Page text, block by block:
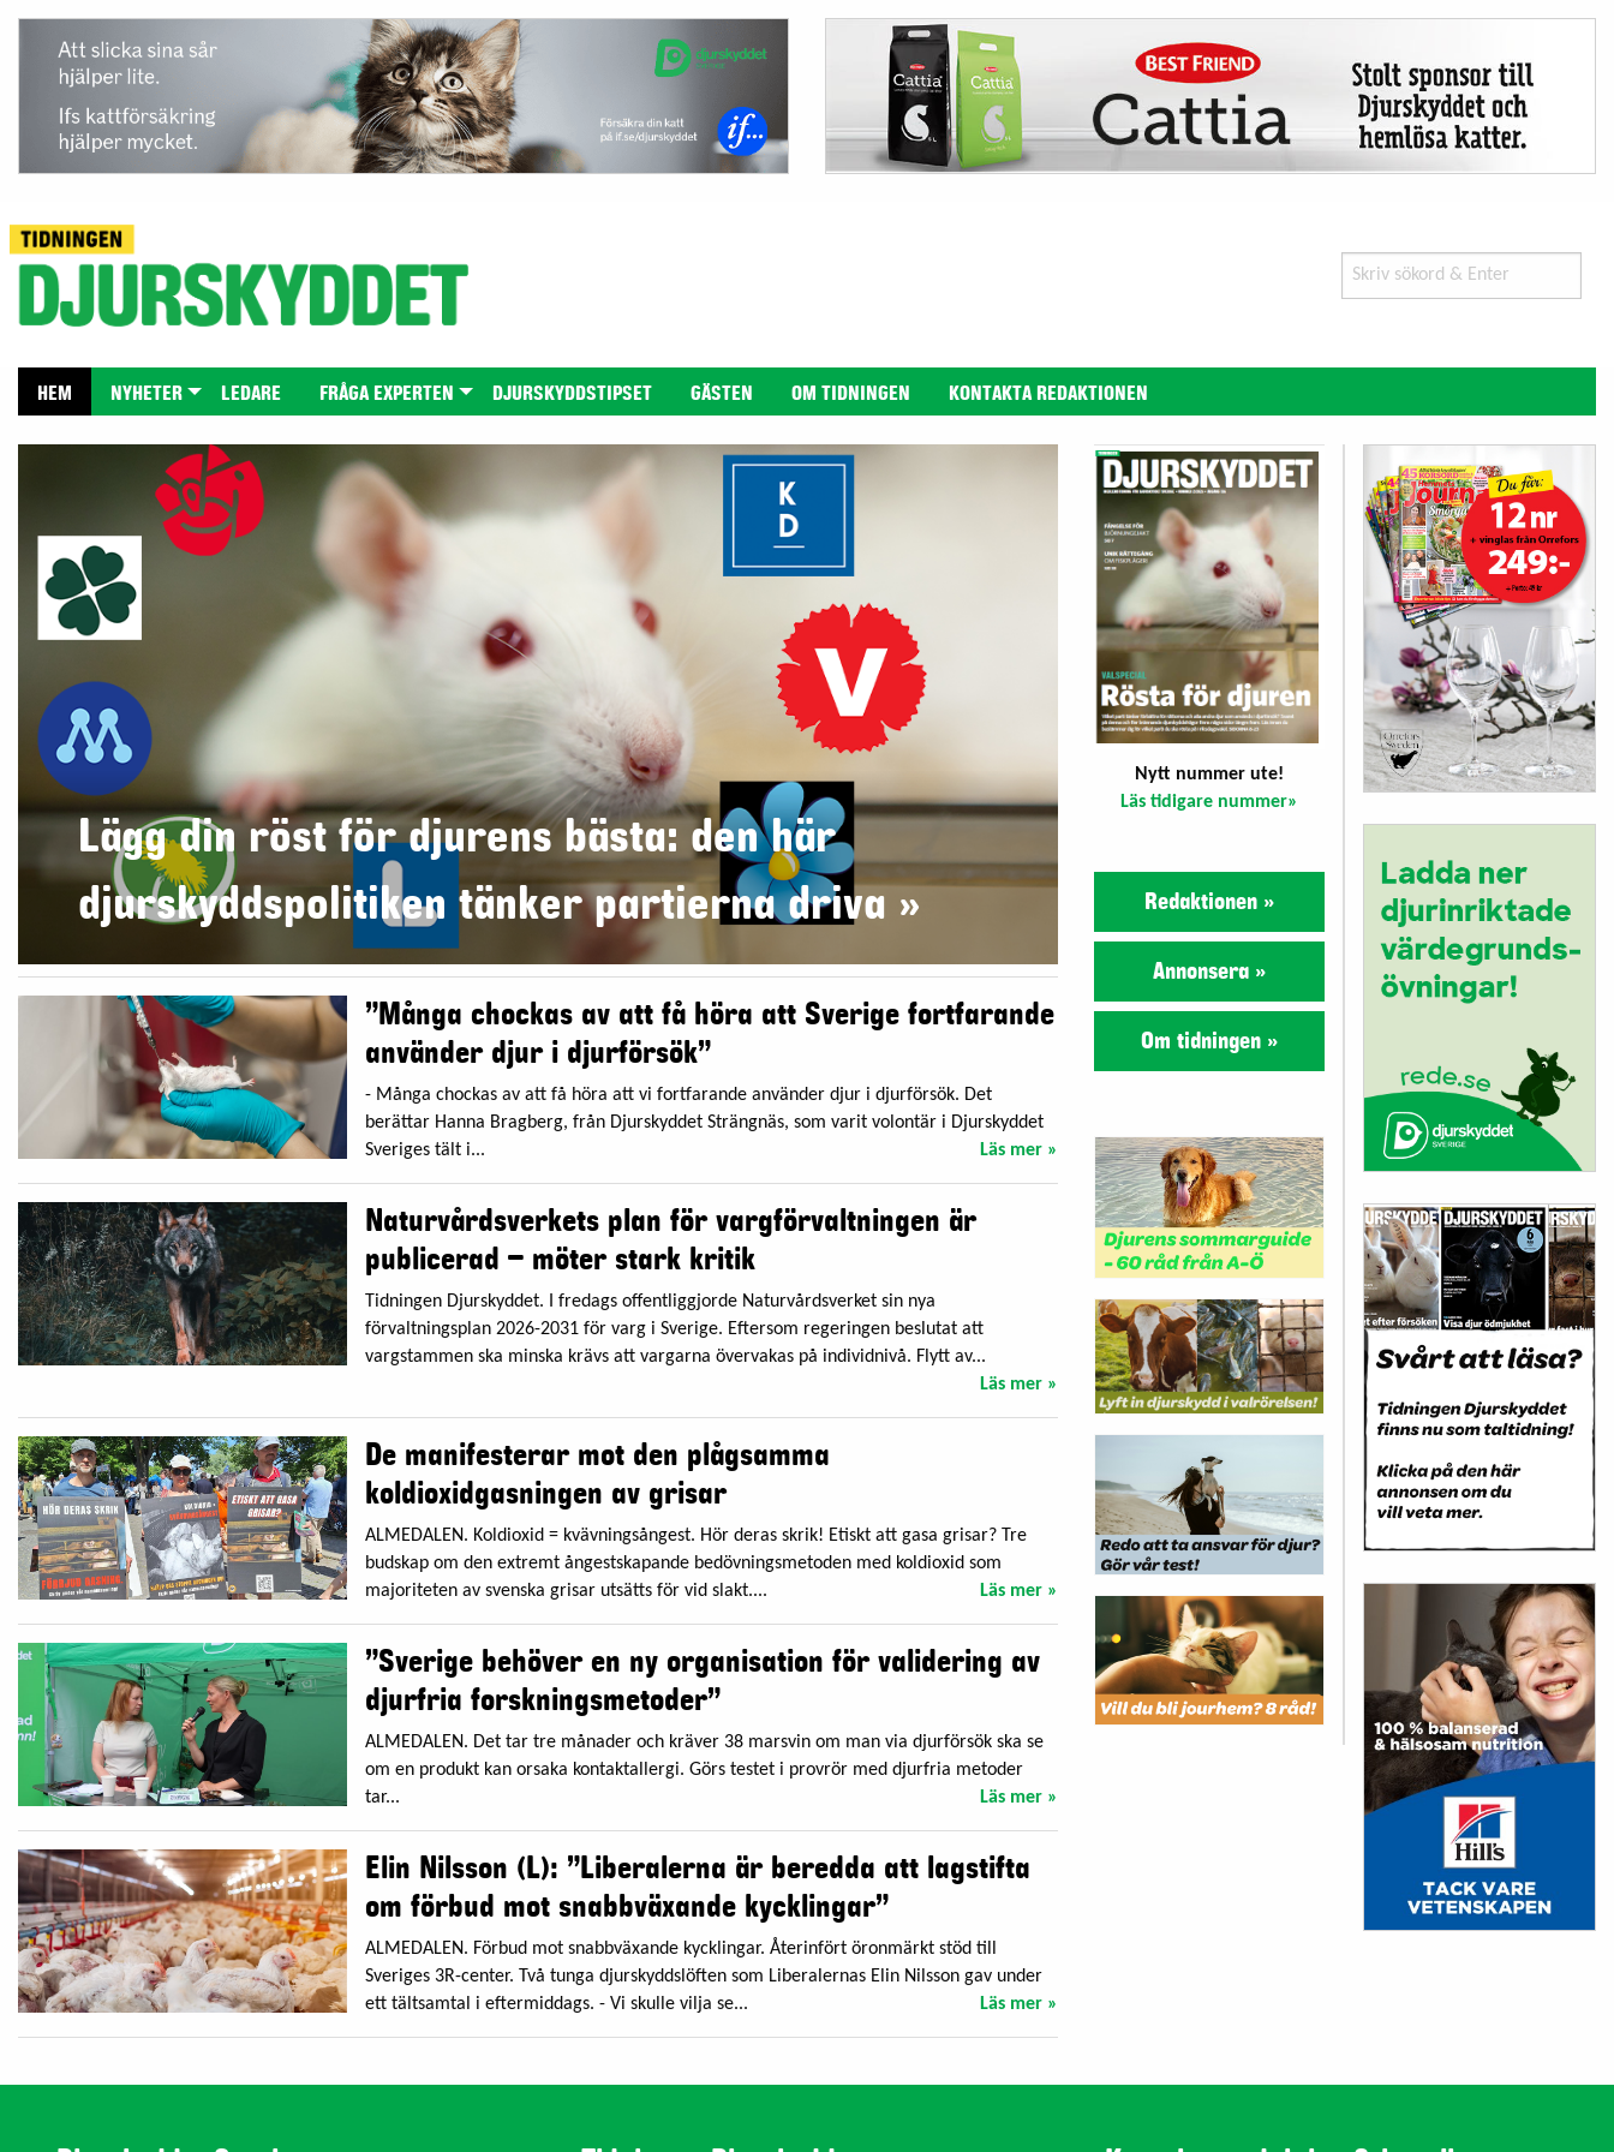
Search
for:
HEM NYHETER LEDARE FRÅGA EXPERTEN DJURSKYDDSTIPSET GÄSTEN OM TIDNINGEN KONTAKTA REDAKTIONEN
Lägg din röst för djurens bästa: den här
djurskyddspolitiken tänker partierna driva »
”Många chockas av att få höra att Sverige fortfarande
använder djur i djurförsök”
- Många chockas av att få höra att vi fortfarande använder djur i djurförsök. Det
berättar Hanna Bragberg, från Djurskyddet Strängnäs, som varit volontär i Djurskyddet
Sveriges tält i...
Läs mer »
Naturvårdsverkets plan för vargförvaltningen är
publicerad – möter stark kritik
Tidningen Djurskyddet. I fredags offentliggjorde Naturvårdsverket sin nya
förvaltningsplan 2026-2031 för varg i Sverige. Eftersom regeringen beslutat att
vargstammen ska minska krävs att vargarna övervakas på individnivå. Flytt av...
Läs mer »
De manifesterar mot den plågsamma
koldioxidgasningen av grisar
ALMEDALEN. Koldioxid = kvävningsångest. Hör deras skrik! Etiskt att gasa grisar? Tre
budskap om den extremt ångestskapande bedövningsmetoden med koldioxid som
majoriteten av svenska grisar utsätts för vid slakt....
Läs mer »
”Sverige behöver en ny organisation för validering av
djurfria forskningsmetoder”
ALMEDALEN. Det tar tre månader och kräver 38 marsvin om man via djurförsök ska se
om en produkt kan orsaka kontaktallergi. Görs testet i provrör med djurfria metoder
tar...
Läs mer »
Elin Nilsson (L): ”Liberalerna är beredda att lagstifta
om förbud mot snabbväxande kycklingar”
ALMEDALEN. Förbud mot snabbväxande kycklingar. Återinfört öronmärkt stöd till
Sveriges 3R-center. Två tunga djurskyddslöften som Liberalernas Elin Nilsson gav under
ett tältsamtal i eftermiddags. - Vi skulle vilja se...
Läs mer »
Nytt nummer ute!
Läs tidigare nummer»
Redaktionen »
Annonsera »
Om tidningen »